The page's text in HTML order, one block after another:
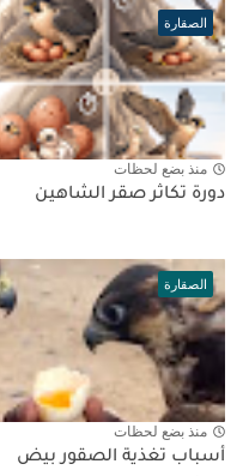
الصقارة
منذ بضع لحظات
دورة تكاثر صقر الشاهين
الصقارة
منذ بضع لحظات
أسباب تغذية الصقور بيض